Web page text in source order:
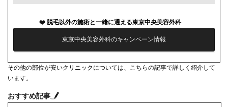
薬代 0円
シェービング代 3,060円(税込)
麻酔代 有料
キャンセル料
脱毛以外の施術と一緒に通える東京中央美容外科
東京中央美容外科のキャンペーン情報
その他の部位が安いクリニックについては、こちらの記事で詳しく紹介して
います。
おすすめ記事